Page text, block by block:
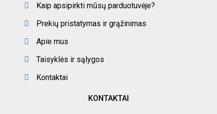
Kaip apsipirkti mūsų parduotuvėje?
Prekių pristatymas ir grąžinimas
Apie mus
Taisyklės ir sąlygos
Kontaktai
KONTAKTAI